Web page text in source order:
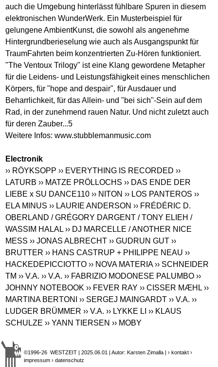
auch die Umgebung hinterlässt fühlbare Spuren in diesem
elektronischen WunderWerk. Ein Musterbeispiel für
gelungene AmbientKunst, die sowohl als angenehme
Hintergrundberieselung wie auch als Ausgangspunkt für
TraumFahrten beim konzentrierten Zu-Hören funktioniert.
"The Ventoux Trilogy" ist eine Klang gewordene Metapher
für die Leidens- und Leistungsfähigkeit eines menschlichen
Körpers, für "hope and despair", für Ausdauer und
Beharrlichkeit, für das Allein- und "bei sich"-Sein auf dem
Rad, in der zunehmend rauen Natur. Und nicht zuletzt auch
für deren Zauber...5
Weitere Infos:www.stubblemanmusic.com
Electronik
›› RÖYKSOPP ›› EVERYTHING IS RECORDED ››
LATURB ›› MATZE PRÖLLOCHS ›› DAS ENDE DER
LIEBE x SU DANCE110 ›› NITON ›› LOS PANTEROS ››
ELA MINUS ›› LAURIE ANDERSON ›› FRÉDÉRIC D.
OBERLAND / GRÉGORY DARGENT / TONY ELIEH /
WASSIM HALAL ›› DJ MARCELLE / ANOTHER NICE
MESS ›› JONAS ALBRECHT ›› GUDRUN GUT ››
BRUTTER ›› HANS CASTRUP + PHILIPPE NEAU ››
HACKEDEPICCIOTTO ›› NOVA MATERIA ›› SCHNEIDER
TM ›› V.A. ›› V.A. ›› FABRIZIO MODONESE PALUMBO ››
JOHNNY NOTEBOOK ›› FEVER RAY ›› CISSER MÆHL ››
MARTINA BERTONI
›› SERGEJ MAINGARDT ›› V.A. ››
LUDGER BRÜMMER ›› V.A. ›› LYKKE LI ›› KLAUS
SCHULZE ›› YANN TIERSEN›› MOBY
©1996-26 WESTZEIT | 2025.06.01 | Autor: Karsten Zimalla |› kontakt ›
impressum › datenschutz